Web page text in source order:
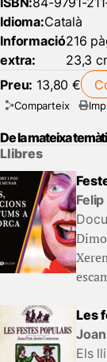
Idioma:Català
Informació
extra:
216
23,3
Preu: 13,80 €
Comparteix
De la mateixa
Llibres
Les
Els